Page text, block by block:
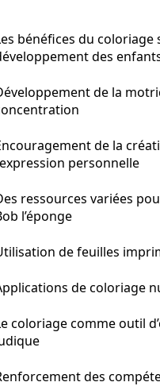
bénéfices du coloriage
des
de la
de la
personnelle
ressources variées
l’éponge
de feuilles
de coloriage
coloriage comme outil
des